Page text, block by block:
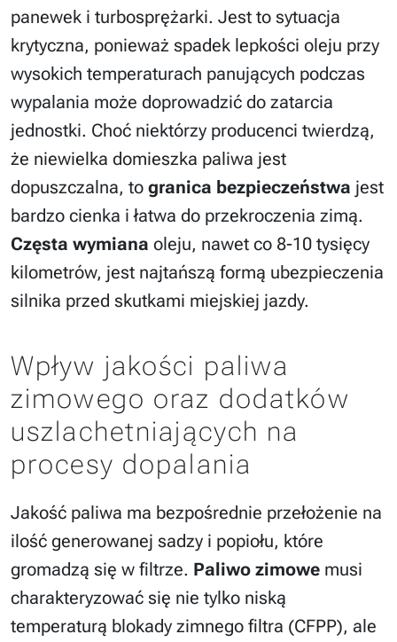
panewek i turbosprężarki. Jest to sytuacja
krytyczna, ponieważ spadek lepkości oleju przy
wysokich temperaturach panujących podczas
wypalania może doprowadzić do zatarcia
jednostki. Choć niektórzy producenci twierdzą,
że niewielka domieszka paliwa jest
dopuszczalna, to granica bezpieczeństwa jest
bardzo cienka i łatwa do przekroczenia zimą.
Częsta wymiana oleju, nawet co 8-10 tysięcy
kilometrów, jest najtańszą formą ubezpieczenia
silnika przed skutkami miejskiej jazdy.
Wpływ jakości paliwa
zimowego oraz dodatków
uszlachetniających na
procesy dopalania
Jakość paliwa ma bezpośrednie przełożenie na
ilość generowanej sadzy i popiołu, które
gromadzą się w filtrze. Paliwo zimowe musi
charakteryzować się nie tylko niską
temperaturą blokady zimnego filtra (CFPP), ale